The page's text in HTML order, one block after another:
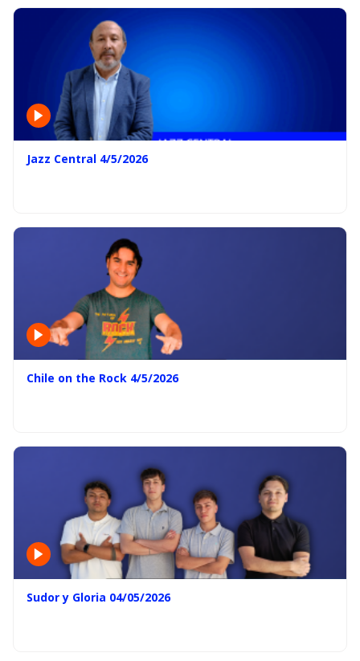
Jazz Central 4/5/2026
Chile on the Rock 4/5/2026
Sudor y Gloria 04/05/2026